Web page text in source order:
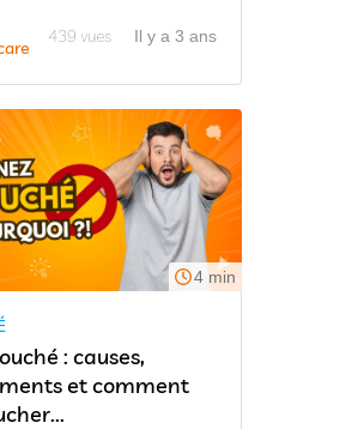
439 vues Il y a 3 ans
4 min
: causes,
et comment